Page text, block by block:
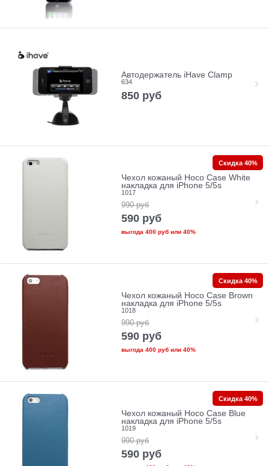
Автодержатель iHave Clamp
634
850 руб
Чехол кожаный Hoco Case White
накладка для iPhone 5/5s
1017
990 руб
590 руб
выгода 400 рубили 40%
Скидка 40%
Чехол кожаный Hoco Case Brown
накладка для iPhone 5/5s
1018
990 руб
590 руб
выгода 400 рубили 40%
Скидка 40%
Чехол кожаный Hoco Case Blue
накладка для iPhone 5/5s
1019
990 руб
590 руб
Скидка 40%